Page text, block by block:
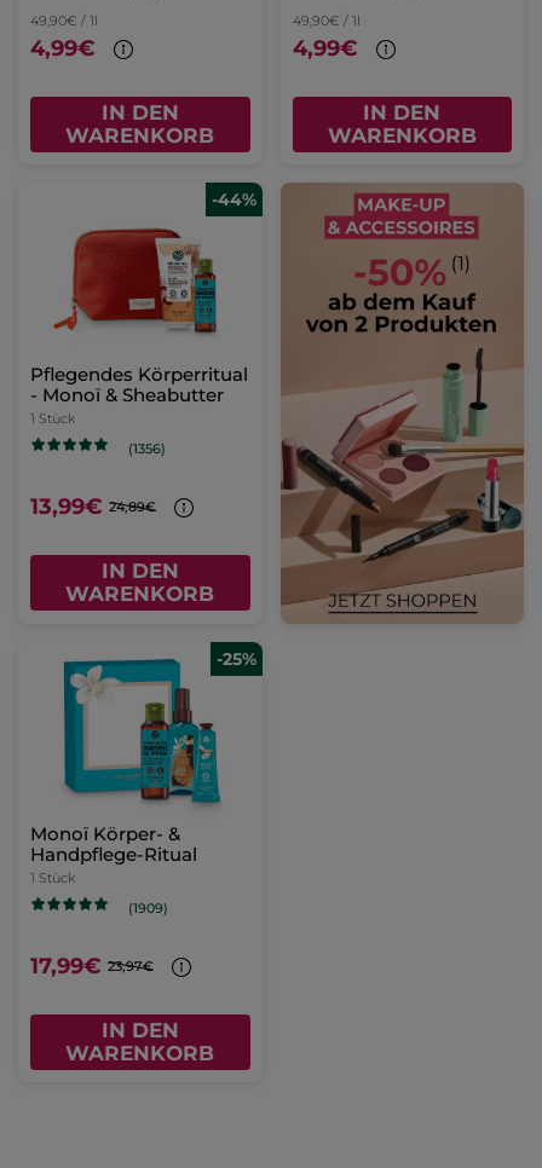
49,90€ / 1l
4,99€
IN DEN
WARENKORB
49,90€ / 1l
4,99€
IN DEN
WARENKORB
-44%
Pflegendes Körperritual
- Monoï & Sheabutter
1 Stück
(1356)
13,99€ 24,89€
IN DEN
WARENKORB
-25%
Monoï Körper- &
Handpflege-Ritual
1 Stück
(1909)
17,99€ 23,97€
IN DEN
WARENKORB